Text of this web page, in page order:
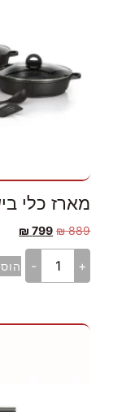
מארז כלי בישול 17
889
₪
799
₪
+
-